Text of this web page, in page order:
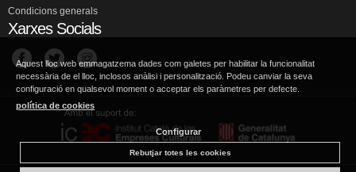
Condicions generals
Xarxes Socials
Aquest lloc web emmagatzema dades com galetes per habilitar la funcionalitat
necessària de el lloc, inclosos anàlisi i personalització. Podeu canviar la seva
configuració en qualsevol moment o acceptar els paràmetres per defecte.
política de cookies
Configurar
Rebutjar totes les cookies